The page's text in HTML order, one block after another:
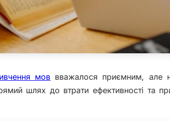
мов вважалося приємним, але
шлях до втрати ефективності та